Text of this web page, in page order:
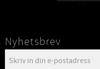
Nyhetsbrev